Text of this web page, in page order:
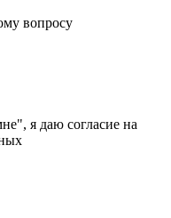
вопросу
я даю согласие на